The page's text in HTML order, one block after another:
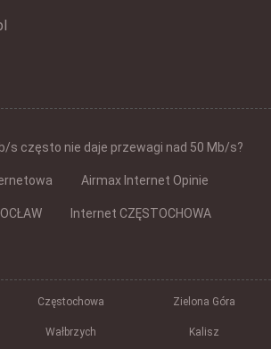
s często nie daje przewagi nad 50 Mb/s?
Airmax Internet Opinie
Internet CZĘSTOCHOWA
Częstochowa Zielona Góra
Wałbrzych Kalisz